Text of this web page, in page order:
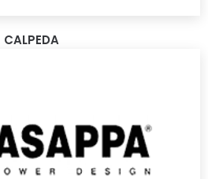
CALPEDA